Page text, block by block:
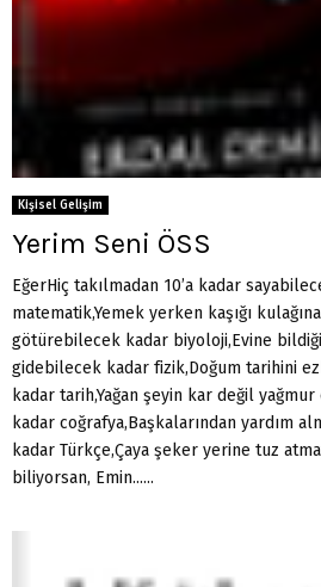
Kişisel Gelişim
Yerim Seni ÖSS
EğerHiç takılmadan 10’a kadar
matematik,Yemek yerken kaşığı
götürebilecek kadar biyoloji,Evine
gidebilecek kadar fizik,Doğum tarihini
kadar tarih,Yağan şeyin kar değil
kadar coğrafya,Başkalarından yardım
kadar Türkçe,Çaya şeker yerine tuz
biliyorsan, Emin......